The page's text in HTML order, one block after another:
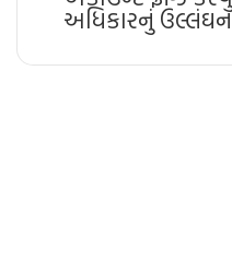
અધિકારનું ઉલ્લંઘન